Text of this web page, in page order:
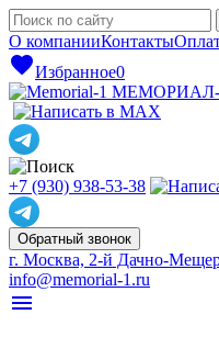
О компанииКонтакты
favoriteИзбранное0
МЕМОРИАЛ-
+7 (930) 938-53-38
Обратный звонок
г. Москва, 2-й Дачно-
info@memorial-1.ru
menu